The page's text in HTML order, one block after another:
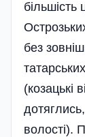
без
(козацькі
волості).